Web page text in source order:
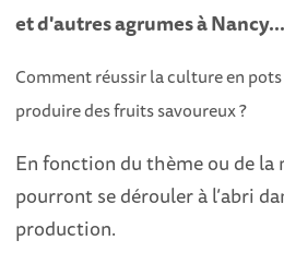
et d'autres agrumes à Nancy...
Comment réussir la culture en
produire des fruits savoureux ?
En fonction du thème ou de la
pourront se dérouler à l’abri
production.